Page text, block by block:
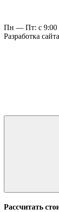
Пн — Пт: с 9:00
Разработка сайта
Рассчитать